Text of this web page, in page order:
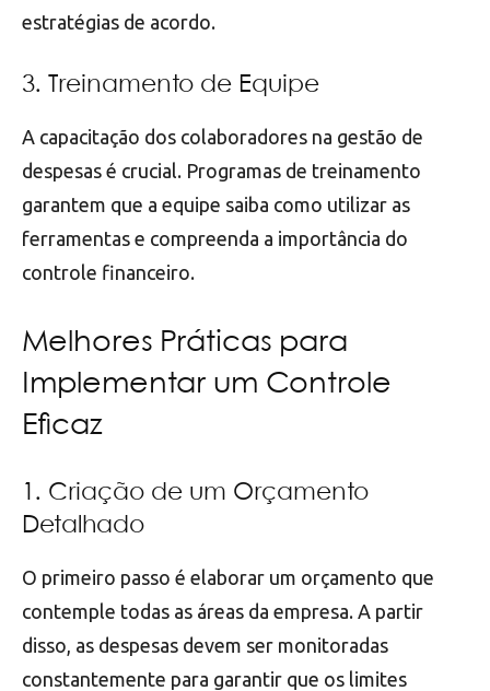
estratégias de acordo.
3. Treinamento de Equipe
A capacitação dos colaboradores na gestão de
despesas é crucial. Programas de treinamento
garantem que a equipe saiba como utilizar as
ferramentas e compreenda a importância do
controle financeiro.
Melhores Práticas para
Implementar um Controle
Eficaz
1. Criação de um Orçamento
Detalhado
O primeiro passo é elaborar um orçamento que
contemple todas as áreas da empresa. A partir
disso, as despesas devem ser monitoradas
constantemente para garantir que os limites